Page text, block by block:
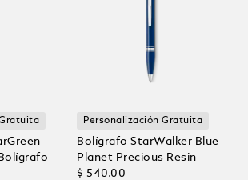
Personalización Gratuita
Bolígrafo StarWalker Blue
Planet Precious Resin
$ 540.00